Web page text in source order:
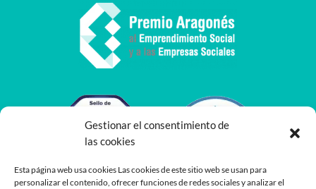
Gestionar el consentimiento de
las cookies
Esta página web usa cookies Las cookies de este sitio web se usan para
personalizar el contenido, ofrecer funciones de redes sociales y analizar el